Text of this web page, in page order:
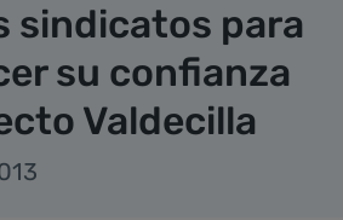
sindicatos para
su confianza
Valdecilla